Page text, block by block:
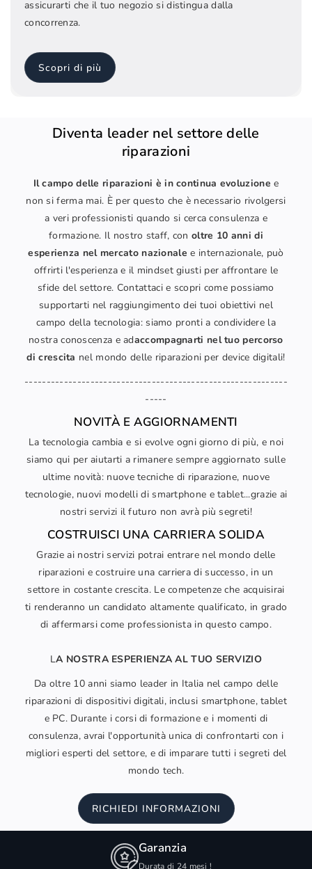
assicurarti che il tuo negozio si distingua dalla
concorrenza.
Scopri di più
Diventa leader nel settore delle
riparazioni
Il campo delle riparazioni è in continua evoluzionee
non si ferma mai. È per questo che è necessario rivolgersi
a veri professionisti quando si cerca consulenza e
formazione. Il nostro staff, conoltre 10 anni di
esperienza nel mercato nazionale e internazionale, può
offrirti l'esperienza e il mindset giusti per affrontare le
sfide del settore. Contattaci e scopri come possiamo
supportarti nel raggiungimento dei tuoi obiettivi nel
campo della tecnologia: siamo pronti a condividere la
nostra conoscenza e adaccompagnarti nel tuo percorso
di crescita nel mondo delle riparazioni per device digitali!
------------------------------------------------------------
-----
NOVITÀ E AGGIORNAMENTI
La tecnologia cambia e si evolve ogni giorno di più, e noi
siamo qui per aiutarti a rimanere sempre aggiornato sulle
ultime novità: nuove tecniche di riparazione, nuove
tecnologie, nuovi modelli di smartphone e tablet...grazie ai
nostri servizi il futuro non avrà più segreti!
COSTRUISCI UNA CARRIERA SOLIDA
Grazie ai nostri servizi potrai entrare nel mondo delle
riparazioni e costruire una carriera di successo, in un
settore in costante crescita. Le competenze che acquisirai
ti renderanno un candidato altamente qualificato, in grado
di affermarsi come professionista in questo campo.
LA NOSTRA ESPERIENZA AL TUO SERVIZIO
Da oltre 10 anni siamo leader in Italia nel campo delle
riparazioni di dispositivi digitali, inclusi smartphone, tablet
e PC. Durante i corsi di formazione e i momenti di
consulenza, avrai l'opportunità unica di confrontarti con i
migliori esperti del settore, e di imparare tutti i segreti del
mondo tech.
RICHIEDI INFORMAZIONI
Garanzia
Durata di 24 mesi !